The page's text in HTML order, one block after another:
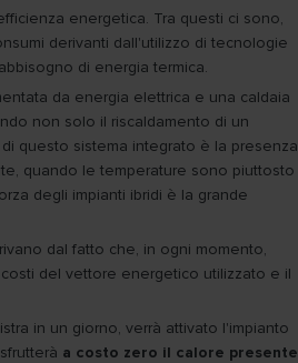
energetica. Tra questi ci sono,
derivanti dall'utilizzo di tecnologie
di energia termica.
da energia elettrica e una caldaia
non solo il riscaldamento di un
questo sistema integrato è la presenza
quando le temperature sono piuttosto
degli impianti ibridi è la grande
dal fatto che, in ogni momento,
del vettore energetico utilizzato e il
in un giorno, verrà attivato l'impianto
a costo zero il calore presente